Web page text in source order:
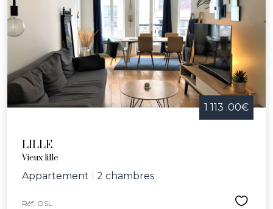
1 113 .00€
LILLE
Vieux lille
Appartement 2 chambres
Réf. OSL